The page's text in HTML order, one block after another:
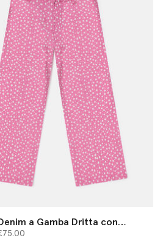
a Gamba Dritta con
da